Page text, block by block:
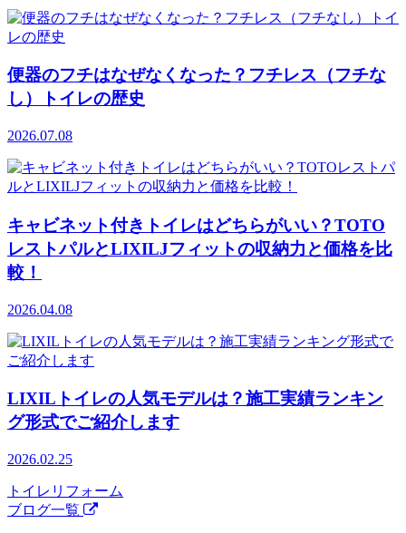
便器のフチはなぜなくなった？フチレス（フチな
し）トイレの歴史
2026.07.08
キャビネット付きトイレはどちらがいい？TOTO
レストパルとLIXILJフィットの収納力と価格を比
較！
2026.04.08
LIXILトイレの人気モデルは？施工実績ランキン
グ形式でご紹介します
2026.02.25
トイレリフォーム
ブログ一覧